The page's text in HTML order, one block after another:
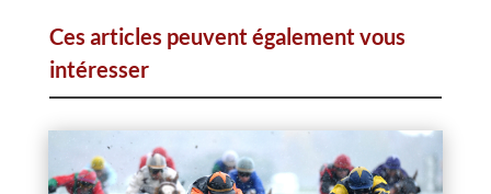
Ces articles peuvent également vous
intéresser